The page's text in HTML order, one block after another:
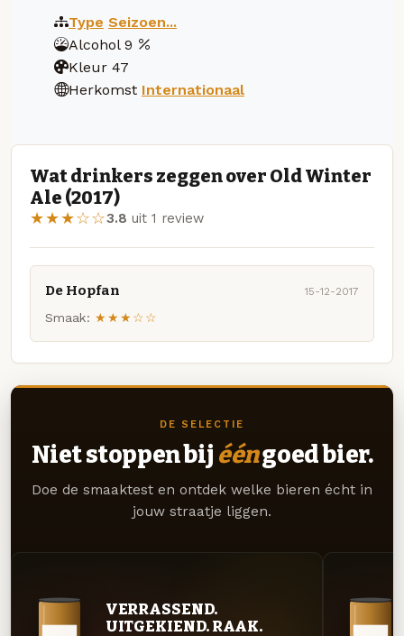
Type Seizoen...
Alcohol 9
Kleur 47
Herkomst Internationaal
Wat drinkers zeggen over Old Winter
Ale (2017)
★★★☆☆3.8 uit 1 review
De Hopfan 15-12-2017
Smaak: ★★★☆☆
DE SELECTIE
Niet stoppen bij ééngoed bier.
Doe de smaaktest en ontdek welke bieren écht in
jouw straatje liggen.
VERRASSEND.
UITGEKIEND. RAAK.